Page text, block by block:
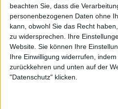
beachten Sie, dass die
personenbezogenen Daten ohne
kann, obwohl Sie das Recht
zu widersprechen. Ihre
Website. Sie können Ihre
Ihre Einwilligung widerrufen,
zurückkehren und unten auf der
"Datenschutz" klicken.